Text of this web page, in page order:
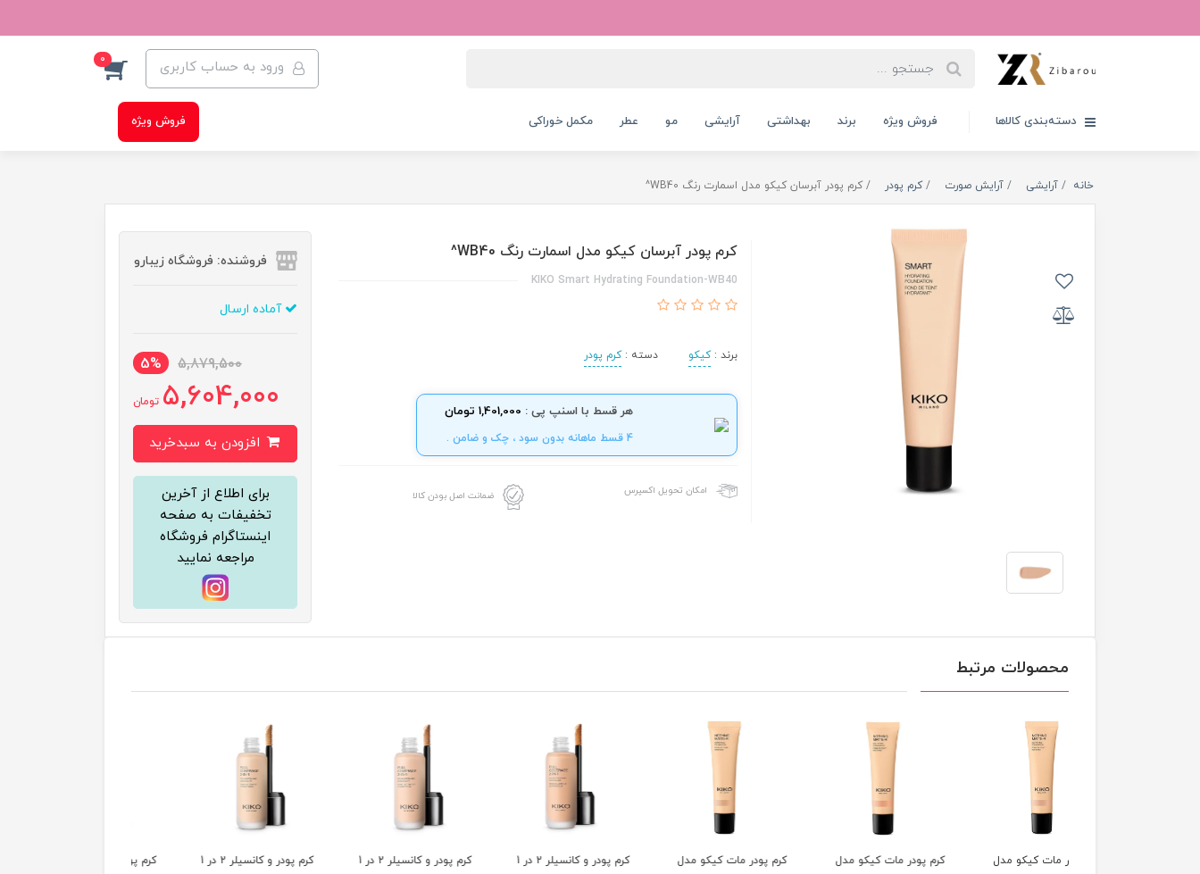
ورود به حساب کاربری 0
دسته‌بندی کالاها فروش ویژه برند بهداشتی آرایشی مو عطر مکمل خوراکی فروش ویژه
خانه آرایشی آرایش صورت کرم پودر کرم پودر آبرسان کیکو مدل اسمارت رنگ WB40^
کرم پودر آبرسان کیکو مدل اسمارت رنگ WB40^
KIKO Smart Hydrating Foundation-WB40
برند :کیکو دسته :کرم پودر
هر قسط با اسنپ پی : 1,401,000 تومان
4 قسط ماهانه بدون سود ، چک و ضامن .
امکان تحویل اکسپرس ضمانت اصل بودن کالا
فروشنده: فروشگاه زیبارو
آماده ارسال
5,879,500
5%
5,604,000 تومان
برای اطلاع از آخرین
تخفیفات به صفحه
اینستاگرام فروشگاه
مراجعه نمایید
محصولات مرتبط
کرم پودر مات کیکو مدل
کرم پودر مات کیکو مدل
کرم پودر و کانسیلر 2 در 1
کرم پودر و کانسیلر 2 در 1
کرم پودر و کانسیلر 2 در 1
کرم پودر و کانسیلر 2 در 1